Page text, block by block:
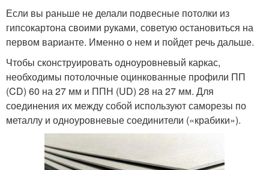
Если вы раньше не делали подвесные потолки из
гипсокартона своими руками, советую остановиться на
первом варианте. Именно о нем и пойдет речь дальше.
Чтобы сконструировать одноуровневый каркас,
необходимы потолочные оцинкованные профили ПП
(CD) 60 на 27 мм и ППН (UD) 28 на 27 мм. Для
соединения их между собой используют саморезы по
металлу и одноуровневые соединители («крабики»).